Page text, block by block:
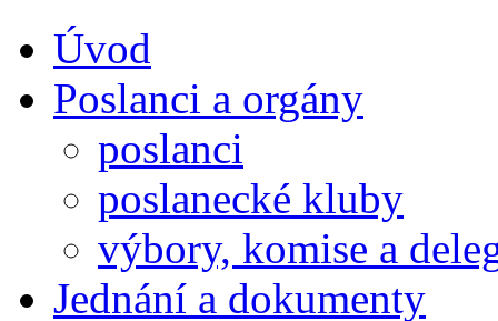
Úvod
Poslanci a orgány
poslanci
poslanecké kluby
výbory, komise a
Jednání a dokumenty